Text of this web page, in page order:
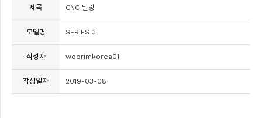
제목 CNC 밀링
모델명 SERIES 3
작성자 woorimkorea01
작성일자 2019-03-08